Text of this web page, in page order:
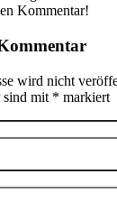
Kommentar!
wird nicht
sind mit * markiert